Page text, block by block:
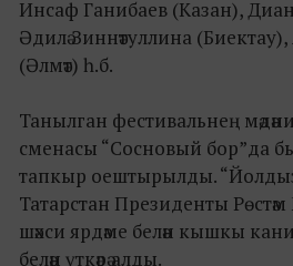
Инсаф Ганибаев (Казан),
Әдилә Зиннәтуллина
(Әлмәт) һ.б.
Танылган фестивальнең
сменасы “Сосновый бор”да
тапкыр оештырылды.
Татарстан Президенты
шәхси ярдәме белән кышкы
белән үткәрә алды.